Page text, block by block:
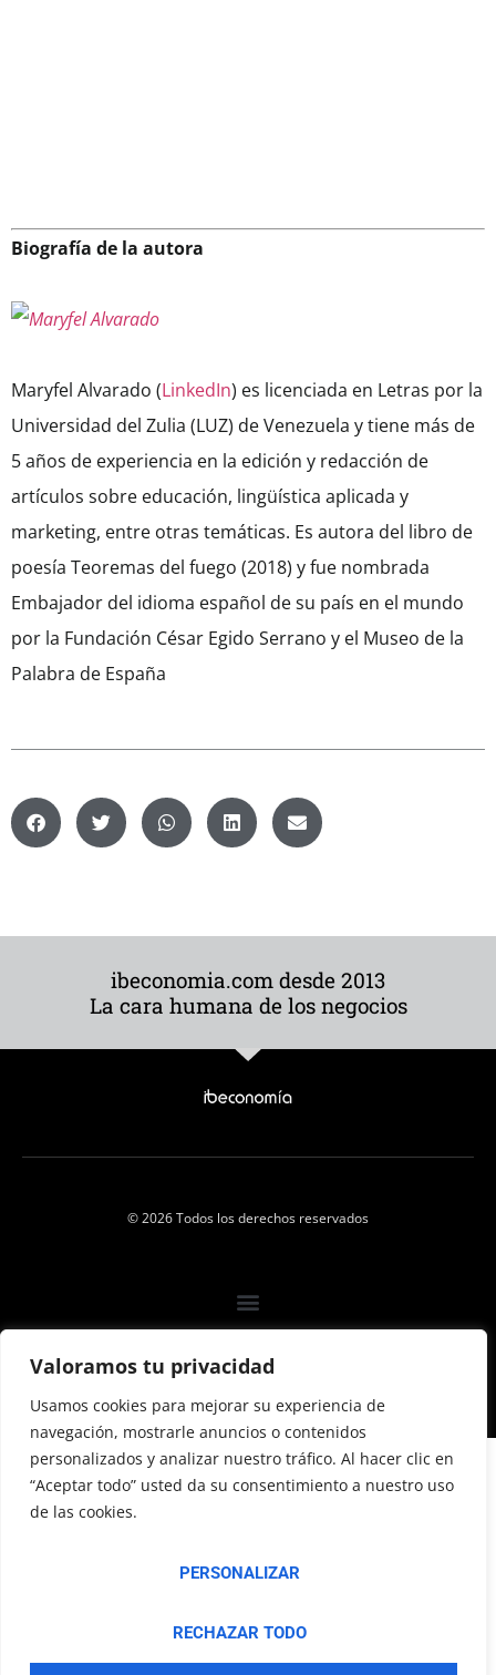
Valoramos tu privacidad
Usamos cookies para mejorar su experiencia de
navegación, mostrarle anuncios o contenidos
personalizados y analizar nuestro tráfico. Al hacer clic en
“Aceptar todo” usted da su consentimiento a nuestro uso
de las cookies.
PERSONALIZAR
RECHAZAR TODO
Biografía de la autora
Maryfel Alvarado (LinkedIn) es licenciada en Letras por la
Universidad del Zulia (LUZ) de Venezuela y tiene más de
5 años de experiencia en la edición y redacción de
artículos sobre educación, lingüística aplicada y
marketing, entre otras temáticas. Es autora del libro de
poesía Teoremas del fuego (2018) y fue nombrada
Embajador del idioma español de su país en el mundo
por la Fundación César Egido Serrano y el Museo de la
Palabra de España
ibeconomia.com desde 2013
La cara humana de los negocios
© 2026 Todos los derechos reservados